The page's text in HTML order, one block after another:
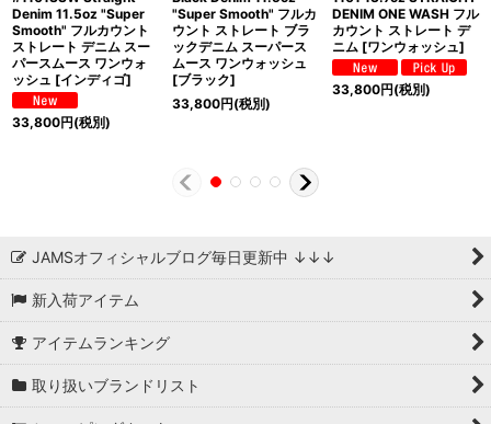
Denim 11.5oz "Super
Smooth" フルカウント
ストレート デニム スー
パースムース ワンウォ
ッシュ [インディゴ]
33,800円(税別)
"Super Smooth" フルカ
ウント ストレート ブラ
ックデニム スーパース
ムース ワンウォッシュ
[ブラック]
33,800円(税別)
DENIM ONE WASH フル
カウント ストレート デ
ニム [ワンウォッシュ]
33,800円(税別)
JAMSオフィシャルブログ毎日更新中 ↓↓↓
新入荷アイテム
アイテムランキング
取り扱いブランドリスト